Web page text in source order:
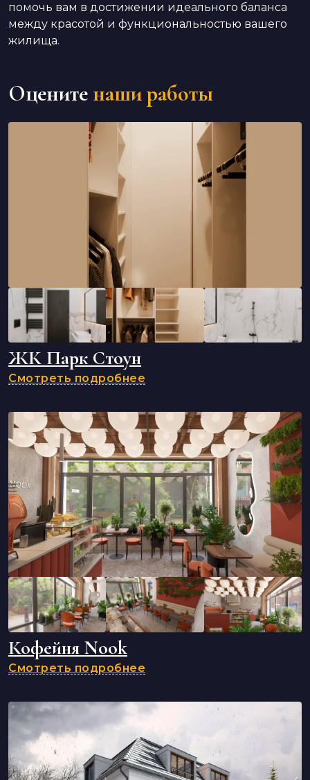
помочь вам в достижении идеального баланса
между красотой и функциональностью вашего
жилища.
Оцените наши работы
ЖК Парк Стоун
Смотреть подробнее
Кофейня Nook
Смотреть подробнее